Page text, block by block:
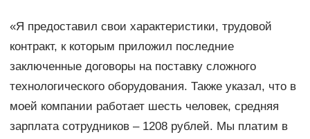
«Я предоставил свои характеристики, трудовой
контракт, к которым приложил последние
заключенные договоры на поставку сложного
технологического оборудования. Также указал, что в
моей компании работает шесть человек, средняя
зарплата сотрудников – 1208 рублей. Мы платим в